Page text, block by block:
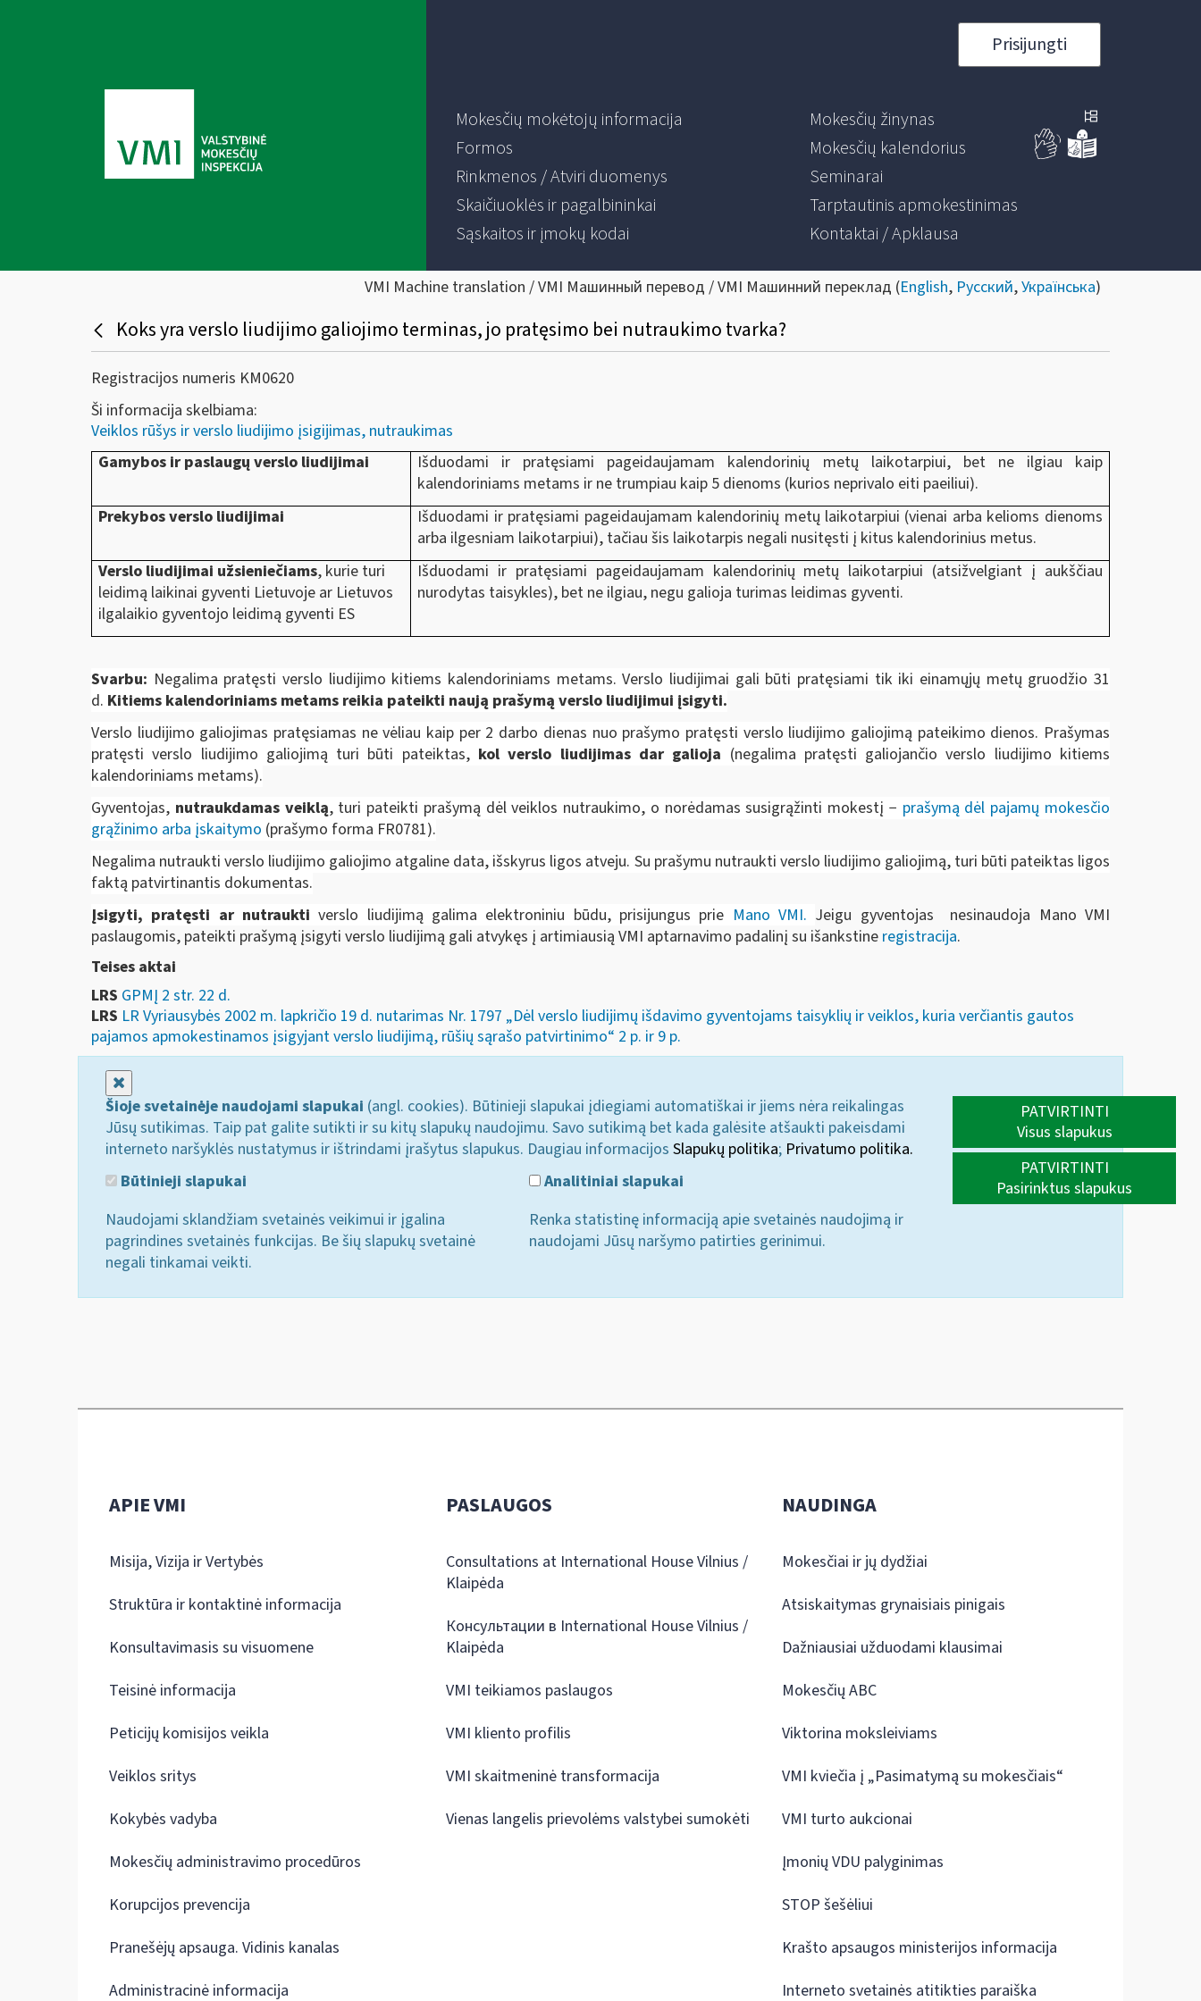
Prisijungti
Mokesčių mokėtojų informacija
Formos
Rinkmenos / Atviri duomenys
Skaičiuoklės ir pagalbininkai
Sąskaitos ir įmokų kodai
Mokesčių žinynas
Mokesčių kalendorius
Seminarai
Tarptautinis apmokestinimas
Kontaktai / Apklausa
VMI Machine translation / VMI Машинный перевод / VMI Машинний переклад (English, Русский,Українська)
Koks yra verslo liudijimo galiojimo terminas, jo pratęsimo bei nutraukimo tvarka?
Registracijos numeris KM0620
Ši informacija skelbiama:
Veiklos rūšys ir verslo liudijimo įsigijimas, nutraukimas
Gamybos ir paslaugų verslo liudijimai
Išduodami ir pratęsiami pageidaujamam kalendorinių metų laikotarpiui, bet ne ilgiau kaip
kalendoriniams metams ir ne trumpiau kaip 5 dienoms (kurios neprivalo eiti paeiliui).
Prekybos verslo liudijimai
Išduodami ir pratęsiami pageidaujamam kalendorinių metų laikotarpiui (vienai arba kelioms dienoms
arba ilgesniam laikotarpiui), tačiau šis laikotarpis negali nusitęsti į kitus kalendorinius metus.
Verslo liudijimai užsieniečiams, kurie turi
leidimą laikinai gyventi Lietuvoje ar Lietuvos
ilgalaikio gyventojo leidimą gyventi ES
Išduodami ir pratęsiami pageidaujamam kalendorinių metų laikotarpiui (atsižvelgiant į aukščiau
nurodytas taisykles), bet ne ilgiau, negu galioja turimas leidimas gyventi.
Svarbu: Negalima pratęsti verslo liudijimo kitiems kalendoriniams metams. Verslo liudijimai gali būti pratęsiami tik iki einamųjų metų gruodžio 31
d. Kitiems kalendoriniams metams reikia pateikti naują prašymą verslo liudijimui įsigyti.
Verslo liudijimo galiojimas pratęsiamas ne vėliau kaip per 2 darbo dienas nuo prašymo pratęsti verslo liudijimo galiojimą pateikimo dienos. Prašymas
pratęsti verslo liudijimo galiojimą turi būti pateiktas, kol verslo liudijimas dar galioja (negalima pratęsti galiojančio verslo liudijimo kitiems
kalendoriniams metams).
Gyventojas, nutraukdamas veiklą, turi pateikti prašymą dėl veiklos nutraukimo, o norėdamas susigrąžinti mokestį − prašymą dėl pajamų mokesčio
grąžinimo arba įskaitymo (prašymo forma FR0781).
Negalima nutraukti verslo liudijimo galiojimo atgaline data, išskyrus ligos atveju. Su prašymu nutraukti verslo liudijimo galiojimą, turi būti pateiktas ligos
faktą patvirtinantis dokumentas.
Įsigyti, pratęsti ar nutraukti verslo liudijimą galima elektroniniu būdu, prisijungus prie Mano VMI. Jeigu gyventojas nesinaudoja Mano VMI
paslaugomis, pateikti prašymą įsigyti verslo liudijimą gali atvykęs į artimiausią VMI aptarnavimo padalinį su išankstine registracija.
Teises aktai
LRS GPMĮ 2 str. 22 d.
LRS LR Vyriausybės 2002 m. lapkričio 19 d. nutarimas Nr. 1797 „Dėl verslo liudijimų išdavimo gyventojams taisyklių ir veiklos, kuria verčiantis gautos
pajamos apmokestinamos įsigyjant verslo liudijimą, rūšių sąrašo patvirtinimo“ 2 p. ir 9 p.
Šioje svetainėje naudojami slapukai (angl. cookies). Būtinieji slapukai įdiegiami automatiškai ir jiems nėra reikalingas
Jūsų sutikimas. Taip pat galite sutikti ir su kitų slapukų naudojimu. Savo sutikimą bet kada galėsite atšaukti pakeisdami
interneto naršyklės nustatymus ir ištrindami įrašytus slapukus. Daugiau informacijos Slapukų politika; Privatumo politika.
Būtinieji slapukai
Naudojami sklandžiam svetainės veikimui ir įgalina
pagrindines svetainės funkcijas. Be šių slapukų svetainė
negali tinkamai veikti.
Analitiniai slapukai
Renka statistinę informaciją apie svetainės naudojimą ir
naudojami Jūsų naršymo patirties gerinimui.
PATVIRTINTI
Visus slapukus
PATVIRTINTI
Pasirinktus slapukus
APIE VMI
Misija, Vizija ir Vertybės
Struktūra ir kontaktinė informacija
Konsultavimasis su visuomene
Teisinė informacija
Peticijų komisijos veikla
Veiklos sritys
Kokybės vadyba
Mokesčių administravimo procedūros
Korupcijos prevencija
Pranešėjų apsauga. Vidinis kanalas
Administracinė informacija
PASLAUGOS
Consultations at International House Vilnius /
Klaipėda
Консультации в International House Vilnius /
Klaipėda
VMI teikiamos paslaugos
VMI kliento profilis
VMI skaitmeninė transformacija
Vienas langelis prievolėms valstybei sumokėti
NAUDINGA
Mokesčiai ir jų dydžiai
Atsiskaitymas grynaisiais pinigais
Dažniausiai užduodami klausimai
Mokesčių ABC
Viktorina moksleiviams
VMI kviečia į „Pasimatymą su mokesčiais“
VMI turto aukcionai
Įmonių VDU palyginimas
STOP šešėliui
Krašto apsaugos ministerijos informacija
Interneto svetainės atitikties paraiška